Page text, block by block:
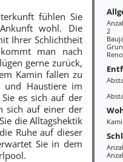
2
fühlen Sie
wohl. Die
Ihrer Schlichtheit
man nach
gerne zurück,
Kamin fallen zu
und Haustiere im
es sich auf der
sich auf einer der
die Alltagshektik
Ruhe auf dieser
Sie in dem